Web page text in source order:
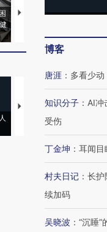
视线｜HYROX的吸金
心“花钱找虐”？
【推广】走进第四届链博
会，让数智科技“链”接产
博客
唐涯 ： 多看少动
知识分子 ： AI冲
受伤
丁金坤 ： 耳闻目
村夫日记 ： 长护
续加码
吴晓波 ： “沉睡”